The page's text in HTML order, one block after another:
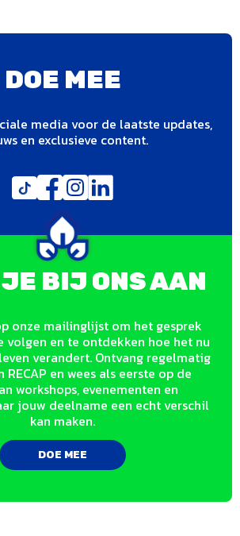
DOE MEE
media voor de laatste updates,
en exclusieve content.
BIJ ONS AAN
onze mailinglijst om het gesprek
volgen en te ontdekken hoe het nu
verandert. Ontvang regelmatig
RECAP en wees als eerste op de
workshops, evenementen en
jouw deelname een echt verschil
kan maken.
DOE MEE